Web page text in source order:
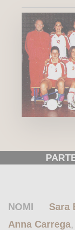
NOMI Sara
Anna Carrega,